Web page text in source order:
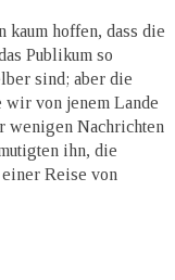
kaum hoffen, dass die
Publikum so
sind; aber die
wir von jenem Lande
wenigen Nachrichten
ihn, die
Reise von